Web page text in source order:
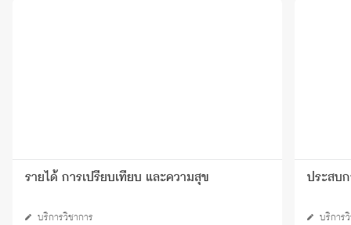
รายได้ การเปรียบเทียบ และความสุข
บริการวิชาการ
ประสบ
บริการ